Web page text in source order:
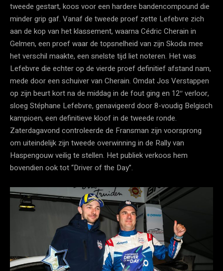
tweede gestart, koos voor een hardere bandencompound die
minder grip gaf. Vanaf de tweede proef zette Lefebvre zich
aan de kop van het klassement, waarna Cédric Cherain in
Gelmen, een proef waar de topsnelheid van zijn Skoda mee
het verschil maakte, een snelste tijd liet noteren. Het was
Lefebvre die echter op de vierde proef definitief afstand nam,
mede door een schuiver van Cherain. Omdat Jos Verstappen
op zijn beurt kort na de middag in de fout ging en 12″ verloor,
sloeg Stéphane Lefebvre, genavigeerd door 8-voudig Belgisch
kampioen, een definitieve kloof in de tweede ronde.
Zaterdagavond controleerde de Fransman zijn voorsprong
om uiteindelijk zijn tweede overwinning in de Rally van
Haspengouw veilig te stellen. Het publiek verkoos hem
bovendien ook tot “Driver of the Day”.